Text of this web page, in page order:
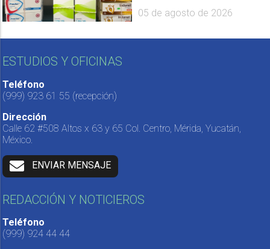
05 de agosto de 2026
ESTUDIOS Y OFICINAS
Teléfono
(999) 923 61 55 (recepción)
Dirección
Calle 62 #508 Altos x 63 y 65 Col. Centro, Mérida, Yucatán,
México.
ENVIAR MENSAJE
REDACCIÓN Y NOTICIEROS
Teléfono
(999) 924 44 44